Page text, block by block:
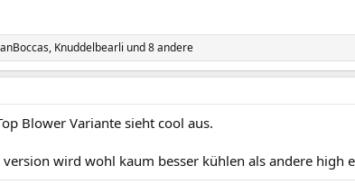
, Knuddelbearli und 8 andere
Blower Variante sieht cool aus.
wird wohl kaum besser kühlen als andere high